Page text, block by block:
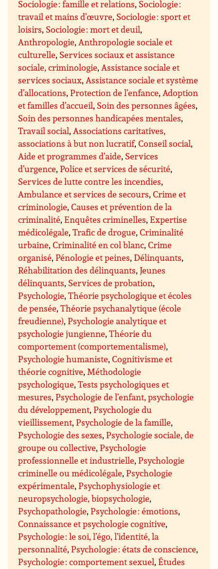
Sociologie : famille et relations, Sociologie :
travail et mains d’œuvre, Sociologie : sport et
loisirs, Sociologie : mort et deuil,
Anthropologie,Anthropologie sociale et
culturelle, Services sociaux et assistance
sociale, criminologie,Assistance sociale et
services sociaux,Assistance sociale et système
d’allocations,Protection de l’enfance,Adoption
et familles d’accueil, Soin des personnes âgées,
Soin des personnes handicapées mentales,
Travail social,Associations caritatives,
associations à but non lucratif,Conseil social,
Aide et programmes d’aide, Services
d’urgence,Police et services de sécurité,
Services de lutte contre les incendies,
Ambulance et services de secours,Crime et
criminologie,Causes et prévention de la
criminalité,Enquêtes criminelles,Expertise
médicolégale,Trafic de drogue,Criminalité
urbaine,Criminalité en col blanc,Crime
organisé,Pénologie et peines,Délinquants,
Réhabilitation des délinquants,Jeunes
délinquants, Services de probation,
Psychologie,Théorie psychologique et écoles
de pensée,Théorie psychanalytique (école
freudienne),Psychologie analytique et
psychologie jungienne,Théorie du
comportement (comportementalisme),
Psychologie humaniste,Cognitivisme et
théorie cognitive,Méthodologie
psychologique,Tests psychologiques et
mesures,Psychologie de l’enfant, psychologie
du développement,Psychologie du
vieillissement,Psychologie de la famille,
Psychologie des sexes,Psychologie sociale, de
groupe ou collective,Psychologie
professionnelle et industrielle,Psychologie
criminelle ou médicolégale,Psychologie
expérimentale,Psychophysiologie et
neuropsychologie, biopsychologie,
Psychopathologie,Psychologie : émotions,
Connaissance et psychologie cognitive,
Psychologie : le soi, l’égo, l’identité, la
personnalité,Psychologie : états de conscience,
Psychologie : comportement sexuel,Études